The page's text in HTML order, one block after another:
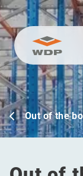
Ga naar
Out of the